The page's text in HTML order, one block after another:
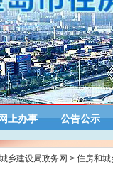
上办事 公告公示
乡建设局政务网 > 住房和城